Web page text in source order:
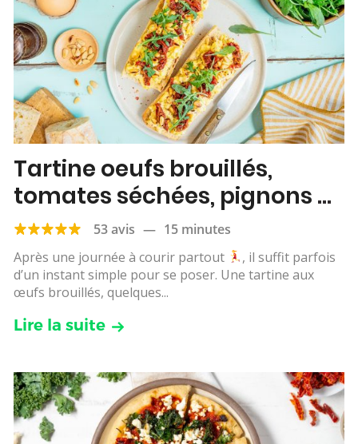
Tartine oeufs brouillés,
tomates séchées, pignons et
roquette53 avis — 15 minutes
Après une journée à courir partout
, il suffit parfois
d’un instant simple pour se poser. Une tartine aux
œufs brouillés, quelques...
Lire la suite